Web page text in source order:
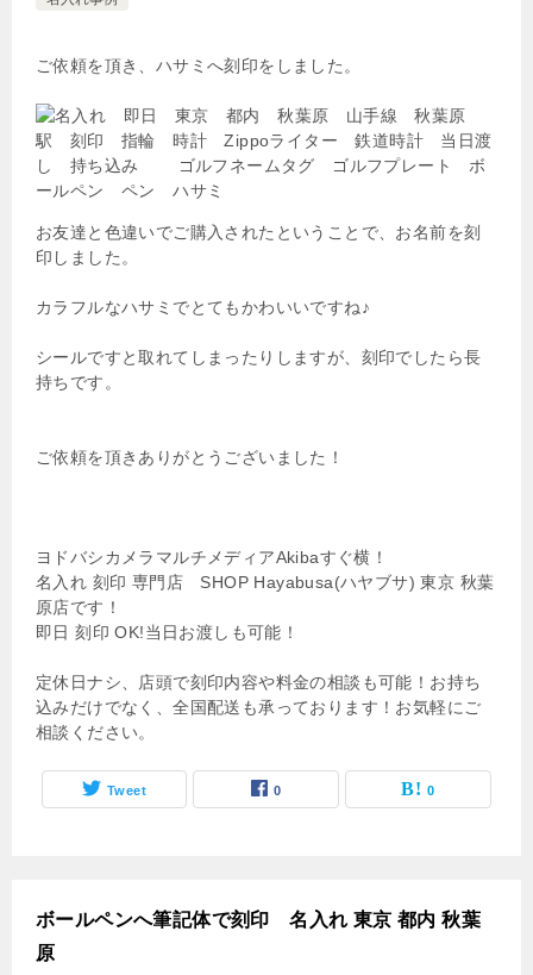
ご依頼を頂き、ハサミへ刻印をしました。
お友達と色違いでご購入されたということで、お名前を刻
印しました。
カラフルなハサミでとてもかわいいですね♪
シールですと取れてしまったりしますが、刻印でしたら長
持ちです。
ご依頼を頂きありがとうございました！
ヨドバシカメラマルチメディアAkibaすぐ横！
名入れ 刻印 専門店 SHOP Hayabusa(ハヤブサ) 東京 秋葉
原店です！
即日 刻印 OK!当日お渡しも可能！
定休日ナシ、店頭で刻印内容や料金の相談も可能！お持ち
込みだけでなく、全国配送も承っております！お気軽にご
相談ください。
Tweet 0 0
ボールペンへ筆記体で刻印 名入れ 東京 都内 秋葉
原